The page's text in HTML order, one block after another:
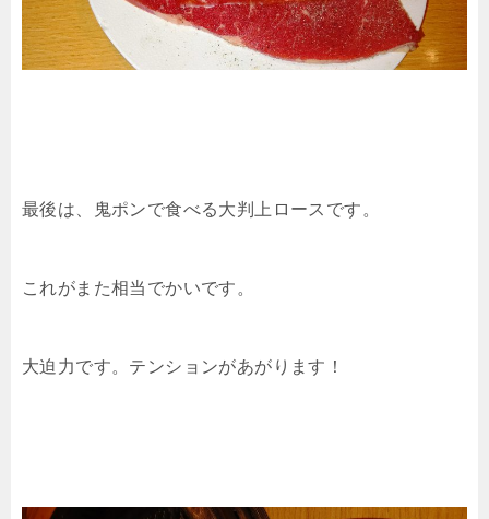
最後は、鬼ポンで食べる大判上ロースです。
これがまた相当でかいです。
大迫力です。テンションがあがります！